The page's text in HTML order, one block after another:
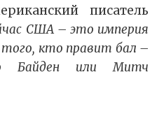
писатель
США – это империя
того, кто правит бал –
Байден или Митч